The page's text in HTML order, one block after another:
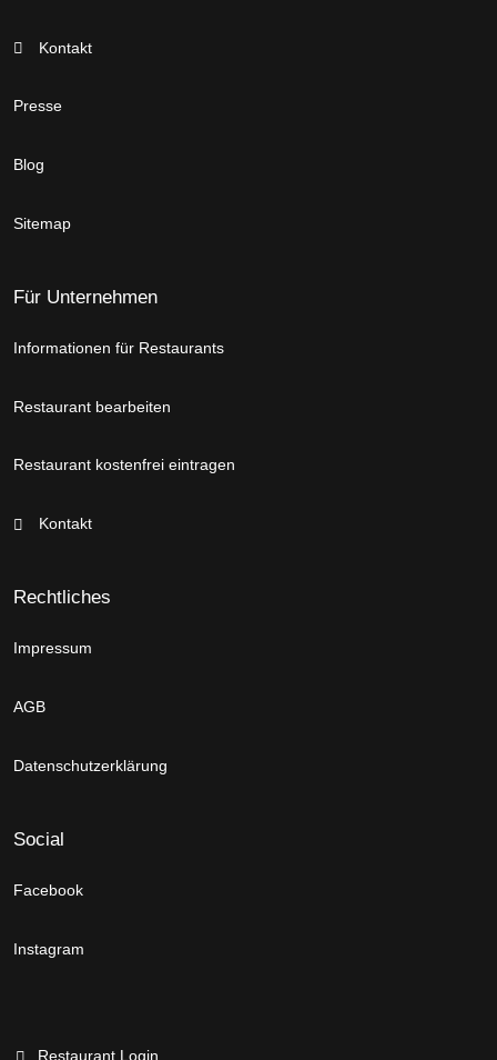
Kontakt
Presse
Blog
Sitemap
Für Unternehmen
Informationen für Restaurants
Restaurant bearbeiten
Restaurant kostenfrei eintragen
Kontakt
Rechtliches
Impressum
AGB
Datenschutzerklärung
Social
Facebook
Instagram
Restaurant Login